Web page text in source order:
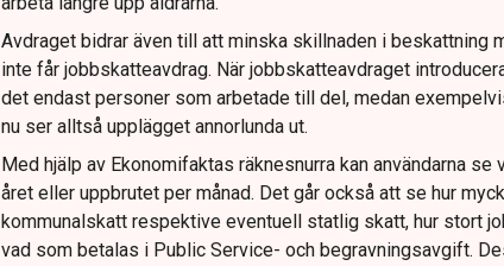
Avdraget bidrar även till att minska skillnaden i beskattning
inte får jobbskatteavdrag. När jobbskatteavdraget
det endast personer som arbetade till del, medan
nu ser alltså upplägget annorlunda ut.
Med hjälp av Ekonomifaktas räknesnurra kan användarna
året eller uppbrutet per månad. Det går också att se hur
kommunalskatt respektive eventuell statlig skatt, hur stort
vad som betalas i Public Service- och begravningsavgift.